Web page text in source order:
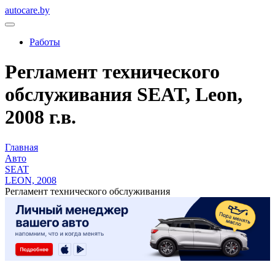
autocare.by
Работы
Регламент технического
обслуживания SEAT, Leon,
2008 г.в.
Главная
Авто
SEAT
LEON, 2008
Регламент технического обслуживания